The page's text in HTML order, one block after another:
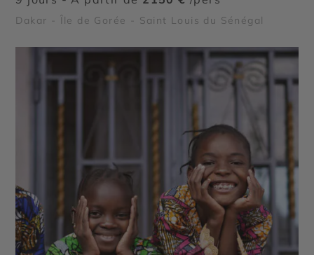
Dakar - Île de Gorée - Saint Louis du Sénégal